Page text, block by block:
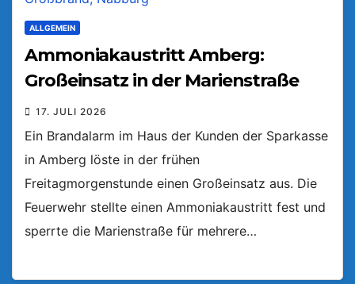
ALLGEMEIN
Ammoniakaustritt Amberg:
Großeinsatz in der Marienstraße
17. JULI 2026
Ein Brandalarm im Haus der Kunden der Sparkasse
in Amberg löste in der frühen
Freitagmorgenstunde einen Großeinsatz aus. Die
Feuerwehr stellte einen Ammoniakaustritt fest und
sperrte die Marienstraße für mehrere…